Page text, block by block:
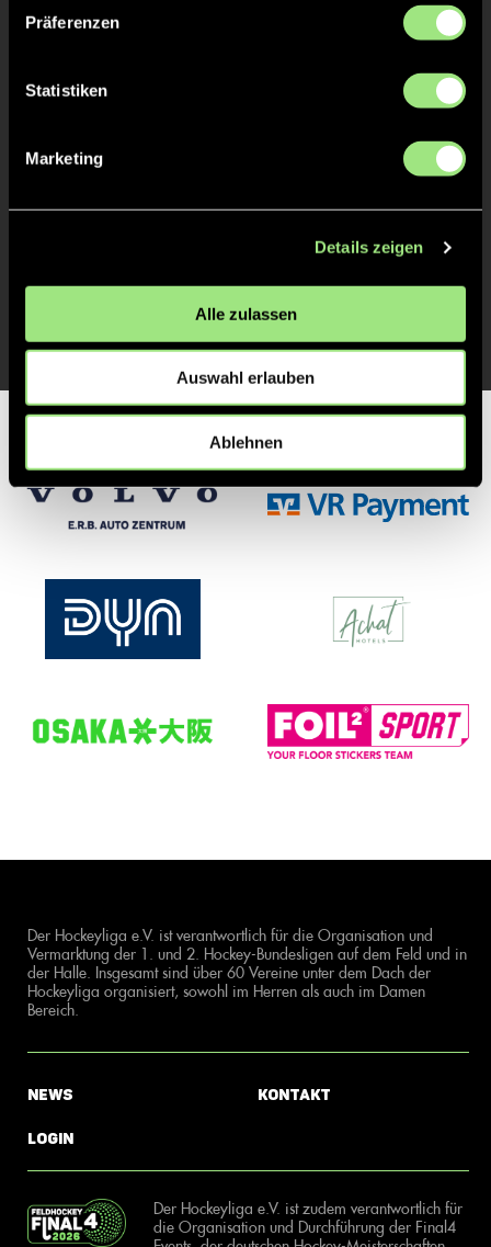
Präferenzen
Statistiken
Marketing
Details zeigen
Alle zulassen
Auswahl erlauben
Ablehnen
2'
TOR 1:0, FELDTOR
Der Hockeyliga e.V. ist verantwortlich für die Organisation und
Vermarktung der 1. und 2. Hockey-Bundesligen auf dem Feld und in
der Halle. Insgesamt sind über 60 Vereine unter dem Dach der
Hockeyliga organisiert, sowohl im Herren als auch im Damen
Bereich.
News
Login
Kontakt
Der Hockeyliga e.V. ist zudem verantwortlich für
die Organisation und Durchführung der Final4